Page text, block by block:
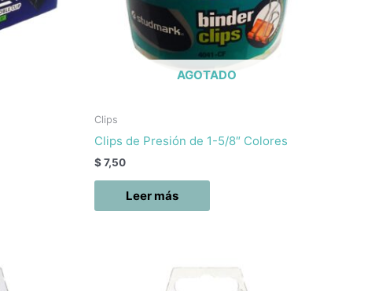
AGOTADO
Clips
Clips de Presión de 1-5/8″ Colores
$7,50
Leer más